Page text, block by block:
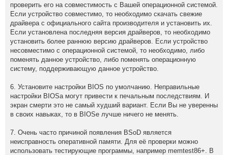
проверить его на совместимость с Вашей операционной системой.
Если устройство совместимо, то необходимо скачать свежие
драйвера с официального сайта производителя и установить их.
Если установлена последняя версия драйверов, то необходимо
установить более раннюю версию драйверов. Если устройство
несовместимо с операционной системой, то необходимо, либо
поменять данное устройство, либо поменять операционную
систему, поддерживающую данное устройство.
6. Установите настройки BIOS по умолчанию. Неправильные
настройки BIOSа могут привести к печальным последствиям. И
экран смерти это не самый худший вариант. Если Вы не уверенны
в своих навыках, то в BIOSе лучше ничего не менять.
7. Очень часто причиной появления BSoD является
неисправность оперативной памяти. Для её проверки можно
использовать тестирующие программы, например memtest86+. В